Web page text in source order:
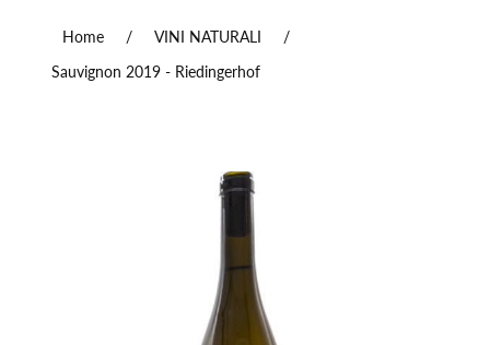
Home / VINI NATURALI
/
Sauvignon 2019 - Riedingerhof